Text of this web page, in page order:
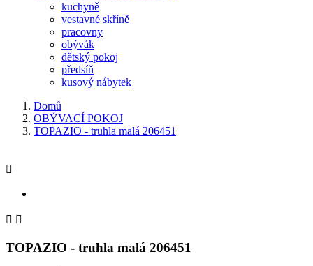
kuchyně
vestavné skříně
pracovny
obývák
dětský pokoj
předsíň
kusový nábytek
Domů
OBÝVACÍ POKOJ
TOPAZIO - truhla malá 206451

 
TOPAZIO - truhla malá 206451